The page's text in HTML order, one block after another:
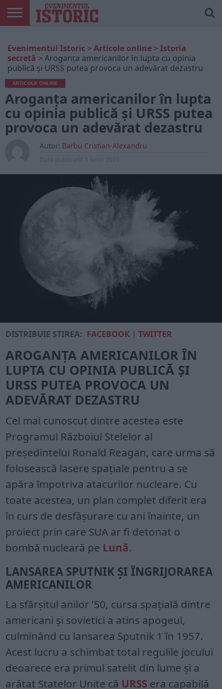
ONLINE
EDIȚII
TIPĂRITE
ISTORIC
PLAY
CONTUL
MEU
Evenimentul Istoric > Articole online > Istoria
secretă > Aroganța americanilor în lupta cu opinia
publică și URSS putea provoca un adevărat dezastru
ARTICOLE ONLINE
Aroganța americanilor în lupta
cu opinia publică și URSS putea
provoca un adevărat dezastru
Autor: Barbu Cristian-Alexandru
DISTRIBUIE ȘTIREA: FACEBOOK |TWITTER
AROGANȚA AMERICANILOR ÎN
LUPTA CU OPINIA PUBLICĂ ȘI
URSS PUTEA PROVOCA UN
ADEVĂRAT DEZASTRU
Cel mai cunoscut dintre acestea este
Programul Războiul Stelelor al
președintelui Ronald Reagan, care urma să
folosească lasere spațiale pentru a se
apăra împotriva atacurilor nucleare. Cu
toate acestea, un plan complet diferit era
în curs de desfășurare cu ani înainte, un
proiect prin care SUA ar fi detonat o
bombă nucleară pe Lună.
LANSAREA SPUTNIK ȘI ÎNGRIJORAREA
AMERICANILOR
La sfârșitul anilor ’50, cursa spațială dintre
americani și sovietici a atins apogeul,
culminând cu lansarea Sputnik 1 în 1957.
Acest lucru a schimbat total regulile jocului
deoarece era primul satelit din lume și a
arătat Statelor Unite că URSS era capabilă